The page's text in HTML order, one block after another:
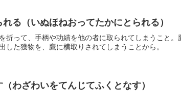
る（いぬほねおってたかにとられる）
折って、手柄や功績を他の者に取られてしまうこと。
した獲物を、鷹に横取りされてしまうことから。
わざわいをてんじてふくとなす）